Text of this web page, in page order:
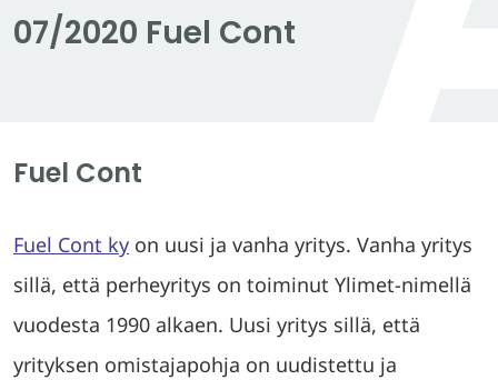
07/2020 Fuel Cont
Fuel Cont
Fuel Cont ky on uusi ja vanha yritys. Vanha yritys
sillä, että perheyritys on toiminut Ylimet-nimellä
vuodesta 1990 alkaen. Uusi yritys sillä, että
yrityksen omistajapohja on uudistettu ja